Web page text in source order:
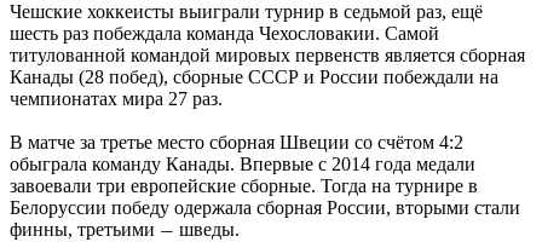
Чешские хоккеисты выиграли турнир в седьмой раз, ещё
шесть раз побеждала команда Чехословакии. Самой
титулованной командой мировых первенств является сборная
Канады (28 побед), сборные СССР и России побеждали на
чемпионатах мира 27 раз.
В матче за третье место сборная Швеции со счётом 4:2
обыграла команду Канады. Впервые с 2014 года медали
завоевали три европейские сборные. Тогда на турнире в
Белоруссии победу одержала сборная России, вторыми стали
финны, третьими — шведы.